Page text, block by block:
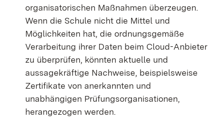
organisatorischen Maßnahmen überzeugen.
Wenn die Schule nicht die Mittel und
Möglichkeiten hat, die ordnungsgemäße
Verarbeitung ihrer Daten beim Cloud-Anbieter
zu überprüfen, könnten aktuelle und
aussagekräftige Nachweise, beispielsweise
Zertifikate von anerkannten und
unabhängigen Prüfungsorganisationen,
herangezogen werden.